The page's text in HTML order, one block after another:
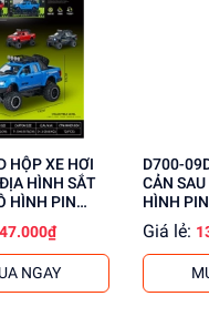
vấn đề
tay mắt
Liên hệ ngay để biết
HÌNH SẮT
HÌNH PIN
NGAY
D700-09D HỘP XE
CẢN
HÌNH
Giá lẻ: